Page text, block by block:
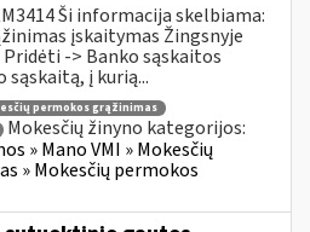
Ši informacija skelbiama:
įskaitymas Žingsnyje
-> Banko sąskaitos
į kurią...
permokos grąžinimas
Mokesčių žinyno kategorijos:
» Mano VMI » Mokesčių
» Mokesčių permokos